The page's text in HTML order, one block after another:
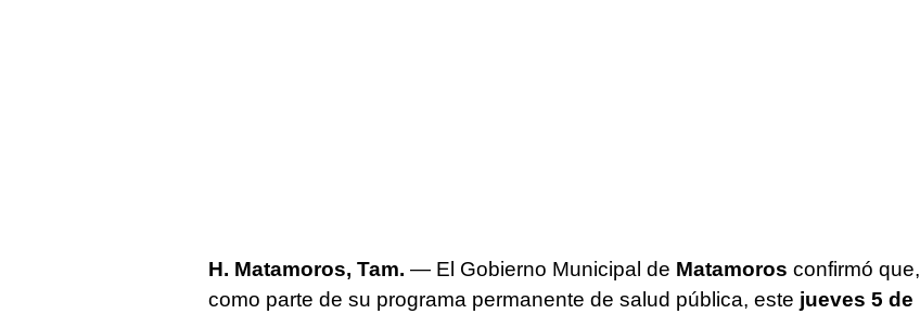
H. Matamoros, Tam. — El Gobierno Municipal de Matamoros confirmó que,
como parte de su programa permanente de salud pública, este jueves 5 de